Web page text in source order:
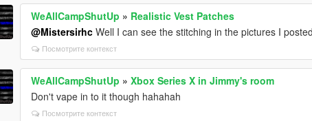
WeAllCampShutUp » Realistic Vest Patches
@Mistersirhc Well I can see the stitching in the pictures I
Посмотрите контекст
WeAllCampShutUp »Xbox Series X in Jimmy's room
Don't vape in to it though hahahah
Посмотрите контекст